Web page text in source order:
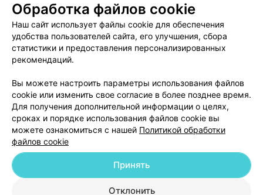
Пользовательское соглашение
Способы оплаты
Вакансии
Партнеры
Написать руководителю 103.by
Персональные настройки cookie
Обработка персональных данных
© 2026 ООО «Артокс Лаб», УНП 191700409| 220012, Республика Беларусь,
г. Минск, улица Толбухина, 2, пом. 16 | help@103.by
Обработка файлов cookie
Наш сайт использует файлы cookie для обеспечения
удобства пользователей сайта, его улучшения, сбора
статистики и предоставления персонализированных
рекомендаций.
Вы можете настроить параметры использования файлов
cookie или изменить свое согласие в более позднее время.
Для получения дополнительной информации о целях,
сроках и порядке использования файлов cookie вы
можете ознакомиться с нашей Политикой обработки
файлов cookie
Отклонить
Принять